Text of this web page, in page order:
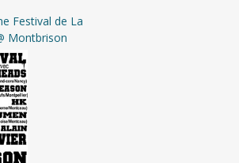
Festival de La
Montbrison